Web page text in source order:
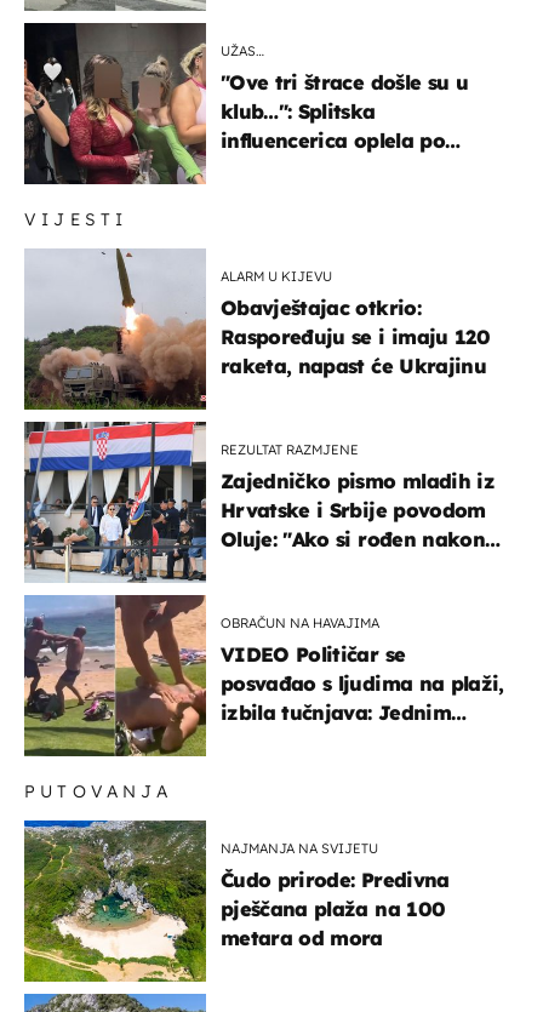
VIJESTI
ALARM U KIJEVU
Obavještajac otkrio:
Raspoređuju se i imaju 120
raketa, napast će Ukrajinu
REZULTAT RAZMJENE
Zajedničko pismo mladih iz
Hrvatske i Srbije povodom
Oluje: "Ako si rođen nakon
OBRAČUN NA HAVAJIMA
VIDEO Političar se
posvađao s ljudima na plaži,
izbila tučnjava: Jednim
UŽAS…
"Ove tri štrace došle su u
klub…": Splitska
influencerica oplela po
PUTOVANJA
NAJMANJA NA SVIJETU
Čudo prirode: Predivna
pješčana plaža na 100
metara od mora